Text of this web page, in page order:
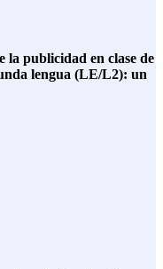
la publicidad en clase de
lengua (LE/L2): un